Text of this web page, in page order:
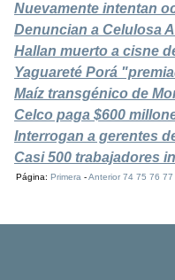
Nuevamente intentan
Denuncian a Celulosa
Hallan muerto a cisne
Yaguareté Porá
Maíz transgénico de
Celco paga $600
Interrogan a gerentes
Casi 500 trabajadores
Página:Primera -Anterior 74 75 76 77